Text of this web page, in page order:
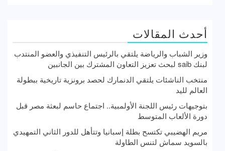
أحدث المقالات
وزير الشباب والرياضة يلتقي بالرئيس التنفيذي والعضو المنتدب
لبنك saib لبحث تعزيز التعاون المشترك بين الجانبين
منتخب الناشئات يلتقي الدنمارك لحصد برونزية تاريخية ببطولة
العالم لليد
بتوجيهات رئيس اللجنة الأولمبية.. اجتماع حاسم لبعثة مصر قبل
دورة الألعاب المتوسط
مريم الهضيبي تكتسح بطلة إسبانيا وتتأهل للدور الثاني التمهيدي
بالسويد سماش لتنس الطاولة